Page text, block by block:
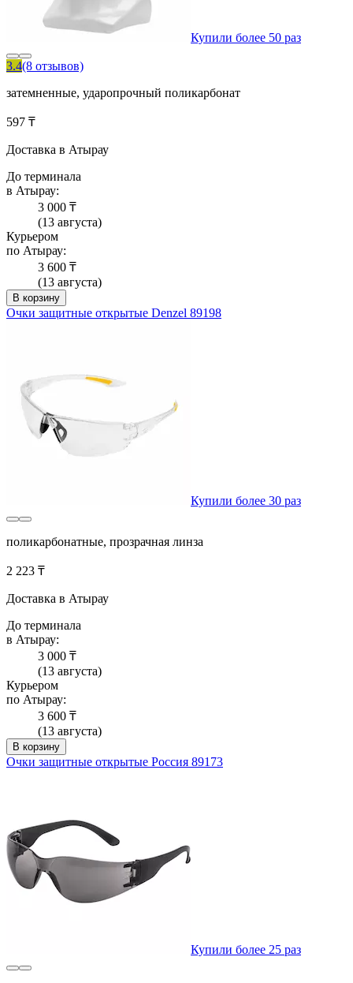
Купили более 50 раз
3.4(8 отзывов)
затемненные, ударопрочный поликарбонат
597 ₸
Доставка в Атырау
До терминала
в Атырау:
3 000 ₸
(13 августа)
Курьером
по Атырау:
3 600 ₸
(13 августа)
В корзину
Очки защитные открытые Denzel 89198
Купили более 30 раз
поликарбонатные, прозрачная линза
2 223 ₸
Доставка в Атырау
До терминала
в Атырау:
3 000 ₸
(13 августа)
Курьером
по Атырау:
3 600 ₸
(13 августа)
В корзину
Очки защитные открытые Россия 89173
Купили более 25 раз